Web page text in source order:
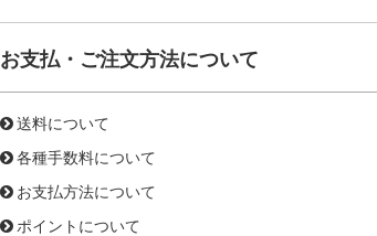
お支払・ご注文方法について
送料について
各種手数料について
お支払方法について
ポイントについて